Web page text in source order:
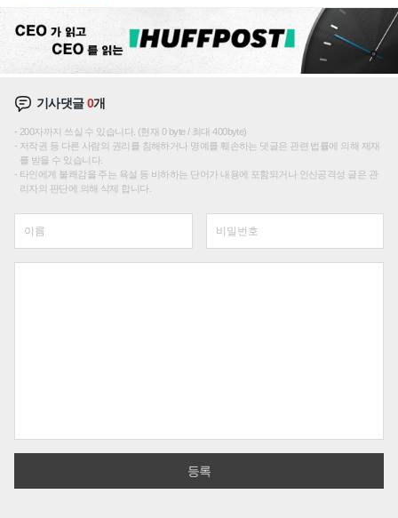
기사댓글0개
200자까지 쓰실 수 있습니다. (현재 0 byte / 최대 400byte)
저작권 등 다른 사람의 권리를 침해하거나 명예를 훼손하는 댓글은 관련 법률에 의해 제재
를 받을 수 있습니다.
타인에게 불쾌감을 주는 욕설 등 비하하는 단어가 내용에 포함되거나 인신공격성 글은 관
리자의 판단에 의해 삭제 합니다.